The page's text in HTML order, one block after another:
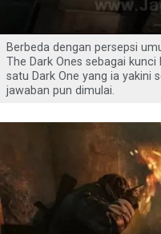
Berbeda dengan persepsi
The Dark Ones sebagai
satu Dark One yang ia yakini
jawaban pun dimulai.